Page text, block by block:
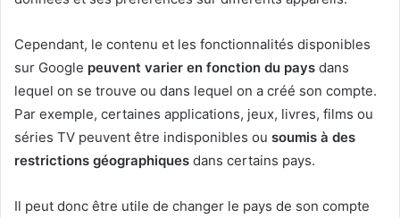
Cependant, le contenu et les fonctionnalités disponibles
sur Google peuvent varier en fonction du pays dans
lequel on se trouve ou dans lequel on a créé son compte.
Par exemple, certaines applications, jeux, livres, films ou
séries TV peuvent être indisponibles ou soumis à des
restrictions géographiques dans certains pays.
Il peut donc être utile de changer le pays de son compte